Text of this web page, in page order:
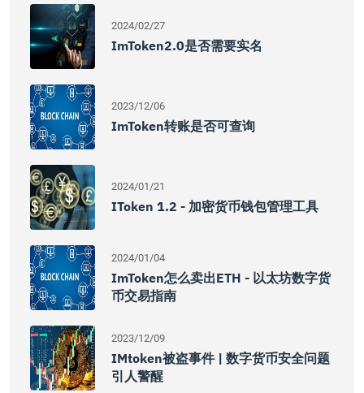
2024/02/27
ImToken2.0是否需要实名
2023/12/06
ImToken转账是否可查询
2024/01/21
IToken 1.2 - 加密货币钱包管理工具
2024/01/04
ImToken怎么卖出ETH - 以太坊数字货
币交易指南
2023/12/09
IMtoken被盗事件 | 数字货币安全问题
引人警醒